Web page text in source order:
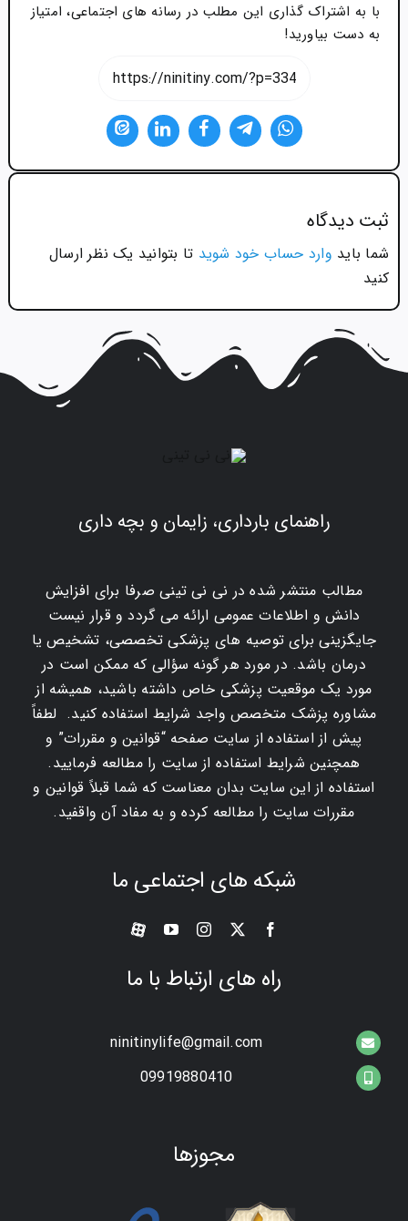
با به اشتراک گذاری این مطلب در رسانه های اجتماعی، امتیاز
به دست بیاورید!
ثبت ديدگاه
شما باید وارد حساب خود شوید تا بتوانید یک نظر ارسال
کنید
راهنمای بارداری، زایمان و بچه داری
مطالب منتشر شده در نی نی تینی صرفا برای افزایش
دانش و اطلاعات عمومی ارائه می گردد و قرار نیست
جایگزینی برای توصیه های پزشکی تخصصی، تشخیص یا
درمان باشد. در مورد هر گونه سؤالی که ممکن است در
مورد یک موقعیت پزشکی خاص داشته باشید، همیشه از
مشاوره پزشک متخصص واجد شرایط استفاده کنید. لطفاً
پیش از استفاده از سایت صفحه “قوانین و مقررات” و
همچنین شرایط استفاده از سایت را مطالعه فرمایید.
استفاده از این سایت بدان معناست که شما قبلاً قوانین و
مقررات سایت را مطالعه کرده و به مفاد آن واقفید.
شبکه های اجتماعی ما
راه های ارتباط با ما
ninitinylife@gmail.com
09919880410
مجوزها